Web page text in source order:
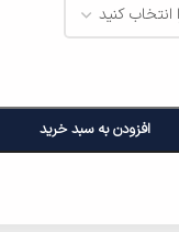
افزودن به سبد خرید